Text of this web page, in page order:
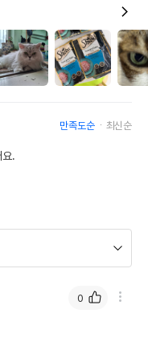
만족도순 최신순
요.
0